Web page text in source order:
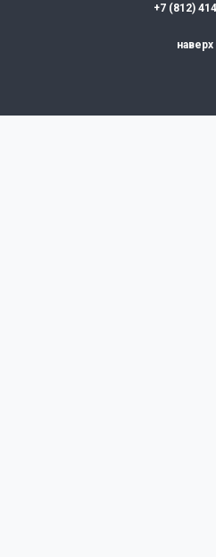
+7 (812)
наверх